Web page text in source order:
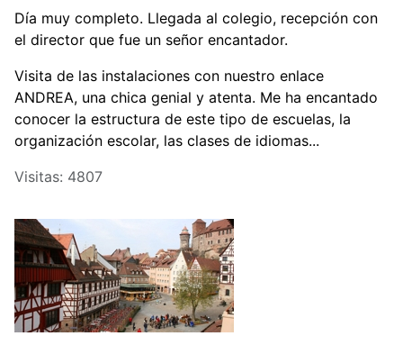
Día muy completo. Llegada al colegio, recepción con
el director que fue un señor encantador.
Visita de las instalaciones con nuestro enlace
ANDREA, una chica genial y atenta. Me ha encantado
conocer la estructura de este tipo de escuelas, la
organización escolar, las clases de idiomas...
Visitas: 4807